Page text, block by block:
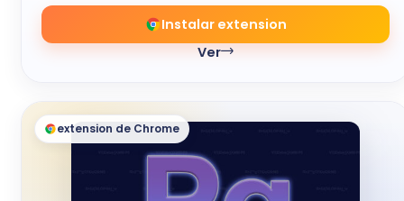
Instalar extension
Ver
extension de Chrome